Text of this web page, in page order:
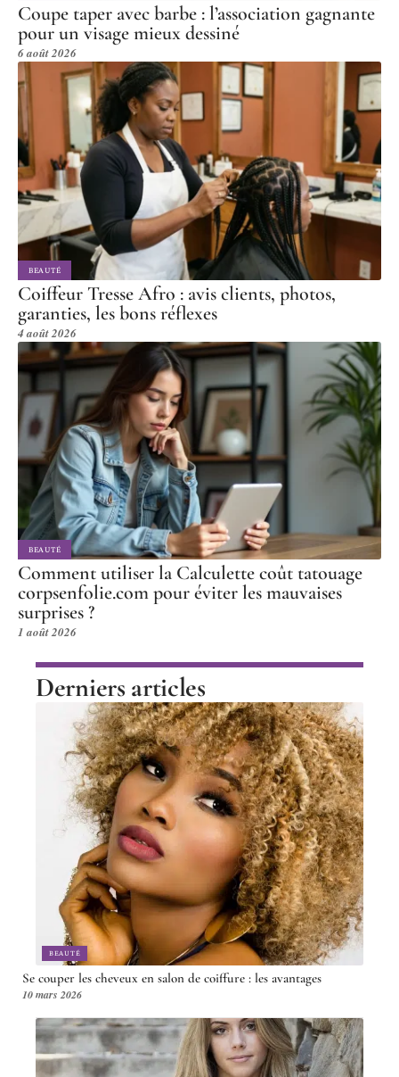
Coupe taper avec barbe : l’association gagnante
pour un visage mieux dessiné
6 août 2026
BEAUTÉ
Coiffeur Tresse Afro : avis clients, photos,
garanties, les bons réflexes
4 août 2026
BEAUTÉ
Comment utiliser la Calculette coût tatouage
corpsenfolie.com pour éviter les mauvaises
surprises ?
1 août 2026
Derniers articles
BEAUTÉ
Se couper les cheveux en salon de coiffure : les avantages
10 mars 2026